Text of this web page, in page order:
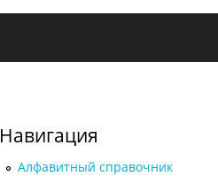
Навигация
Алфавитный справочник